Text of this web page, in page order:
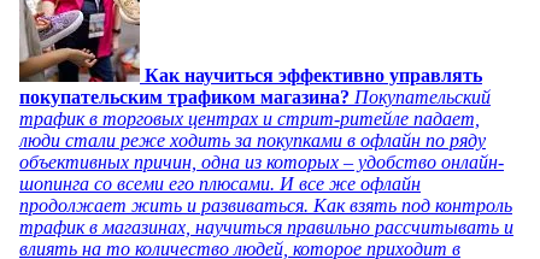
Как научиться эффективно управлять
покупательским трафиком магазина? Покупательский
трафик в торговых центрах и стрит-ритейле падает,
люди стали реже ходить за покупками в офлайн по ряду
объективных причин, одна из которых – удобство онлайн-
шопинга со всеми его плюсами. И все же офлайн
продолжает жить и развиваться. Как взять под контроль
трафик в магазинах, научиться правильно рассчитывать и
влиять на то количество людей, которое приходит в